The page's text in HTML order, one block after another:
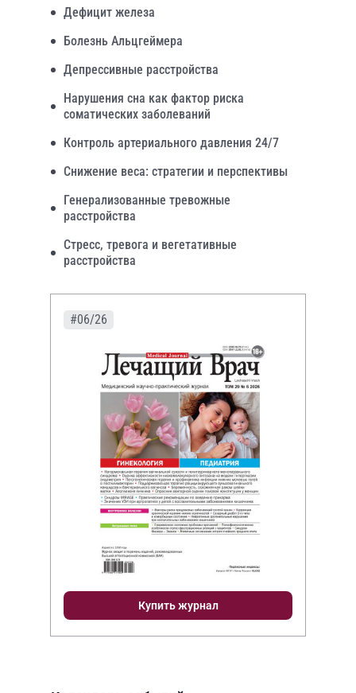
Дефицит железа
Болезнь Альцгеймера
Депрессивные расстройства
Нарушения сна как фактор риска
соматических заболеваний
Контроль артериального давления 24/7
Снижение веса: стратегии и перспективы
Генерализованные тревожные
расстройства
Стресс, тревога и вегетативные
расстройства
#06/26
Купить журнал